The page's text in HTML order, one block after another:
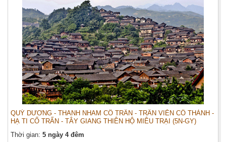
QUÝ DƯƠNG - THANH NHAM CỔ TRẤN - TRẤN VIỄN CỔ THÀNH -
HẠ TI CỔ TRẤN - TÂY GIANG THIÊN HỘ MIÊU TRẠI (5N-GY)
Thời gian: 5 ngày 4 đêm